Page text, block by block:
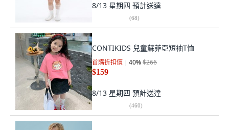
8/13 星期四 預計送達
(68)
CONTIKIDS 兒童蘇菲亞短袖T恤
首購折扣價 40%$266
$159
8/13 星期四 預計送達
(460)